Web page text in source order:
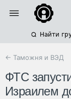
Найти
← Таможня и ВЭД
ФТС
Израилем